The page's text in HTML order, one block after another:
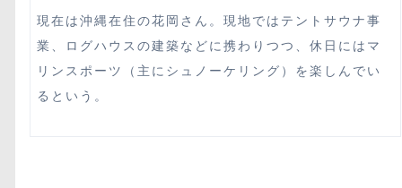
現在は沖縄在住の花岡さん。現地ではテントサウナ事
業、ログハウスの建築などに携わりつつ、休日にはマ
リンスポーツ（主にシュノーケリング）を楽しんでい
るという。